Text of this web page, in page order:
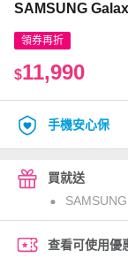
SAMSUNG
領券再折
$11,990
手機安心保
買就送
查看可使用優